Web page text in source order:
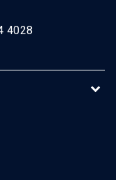
4028